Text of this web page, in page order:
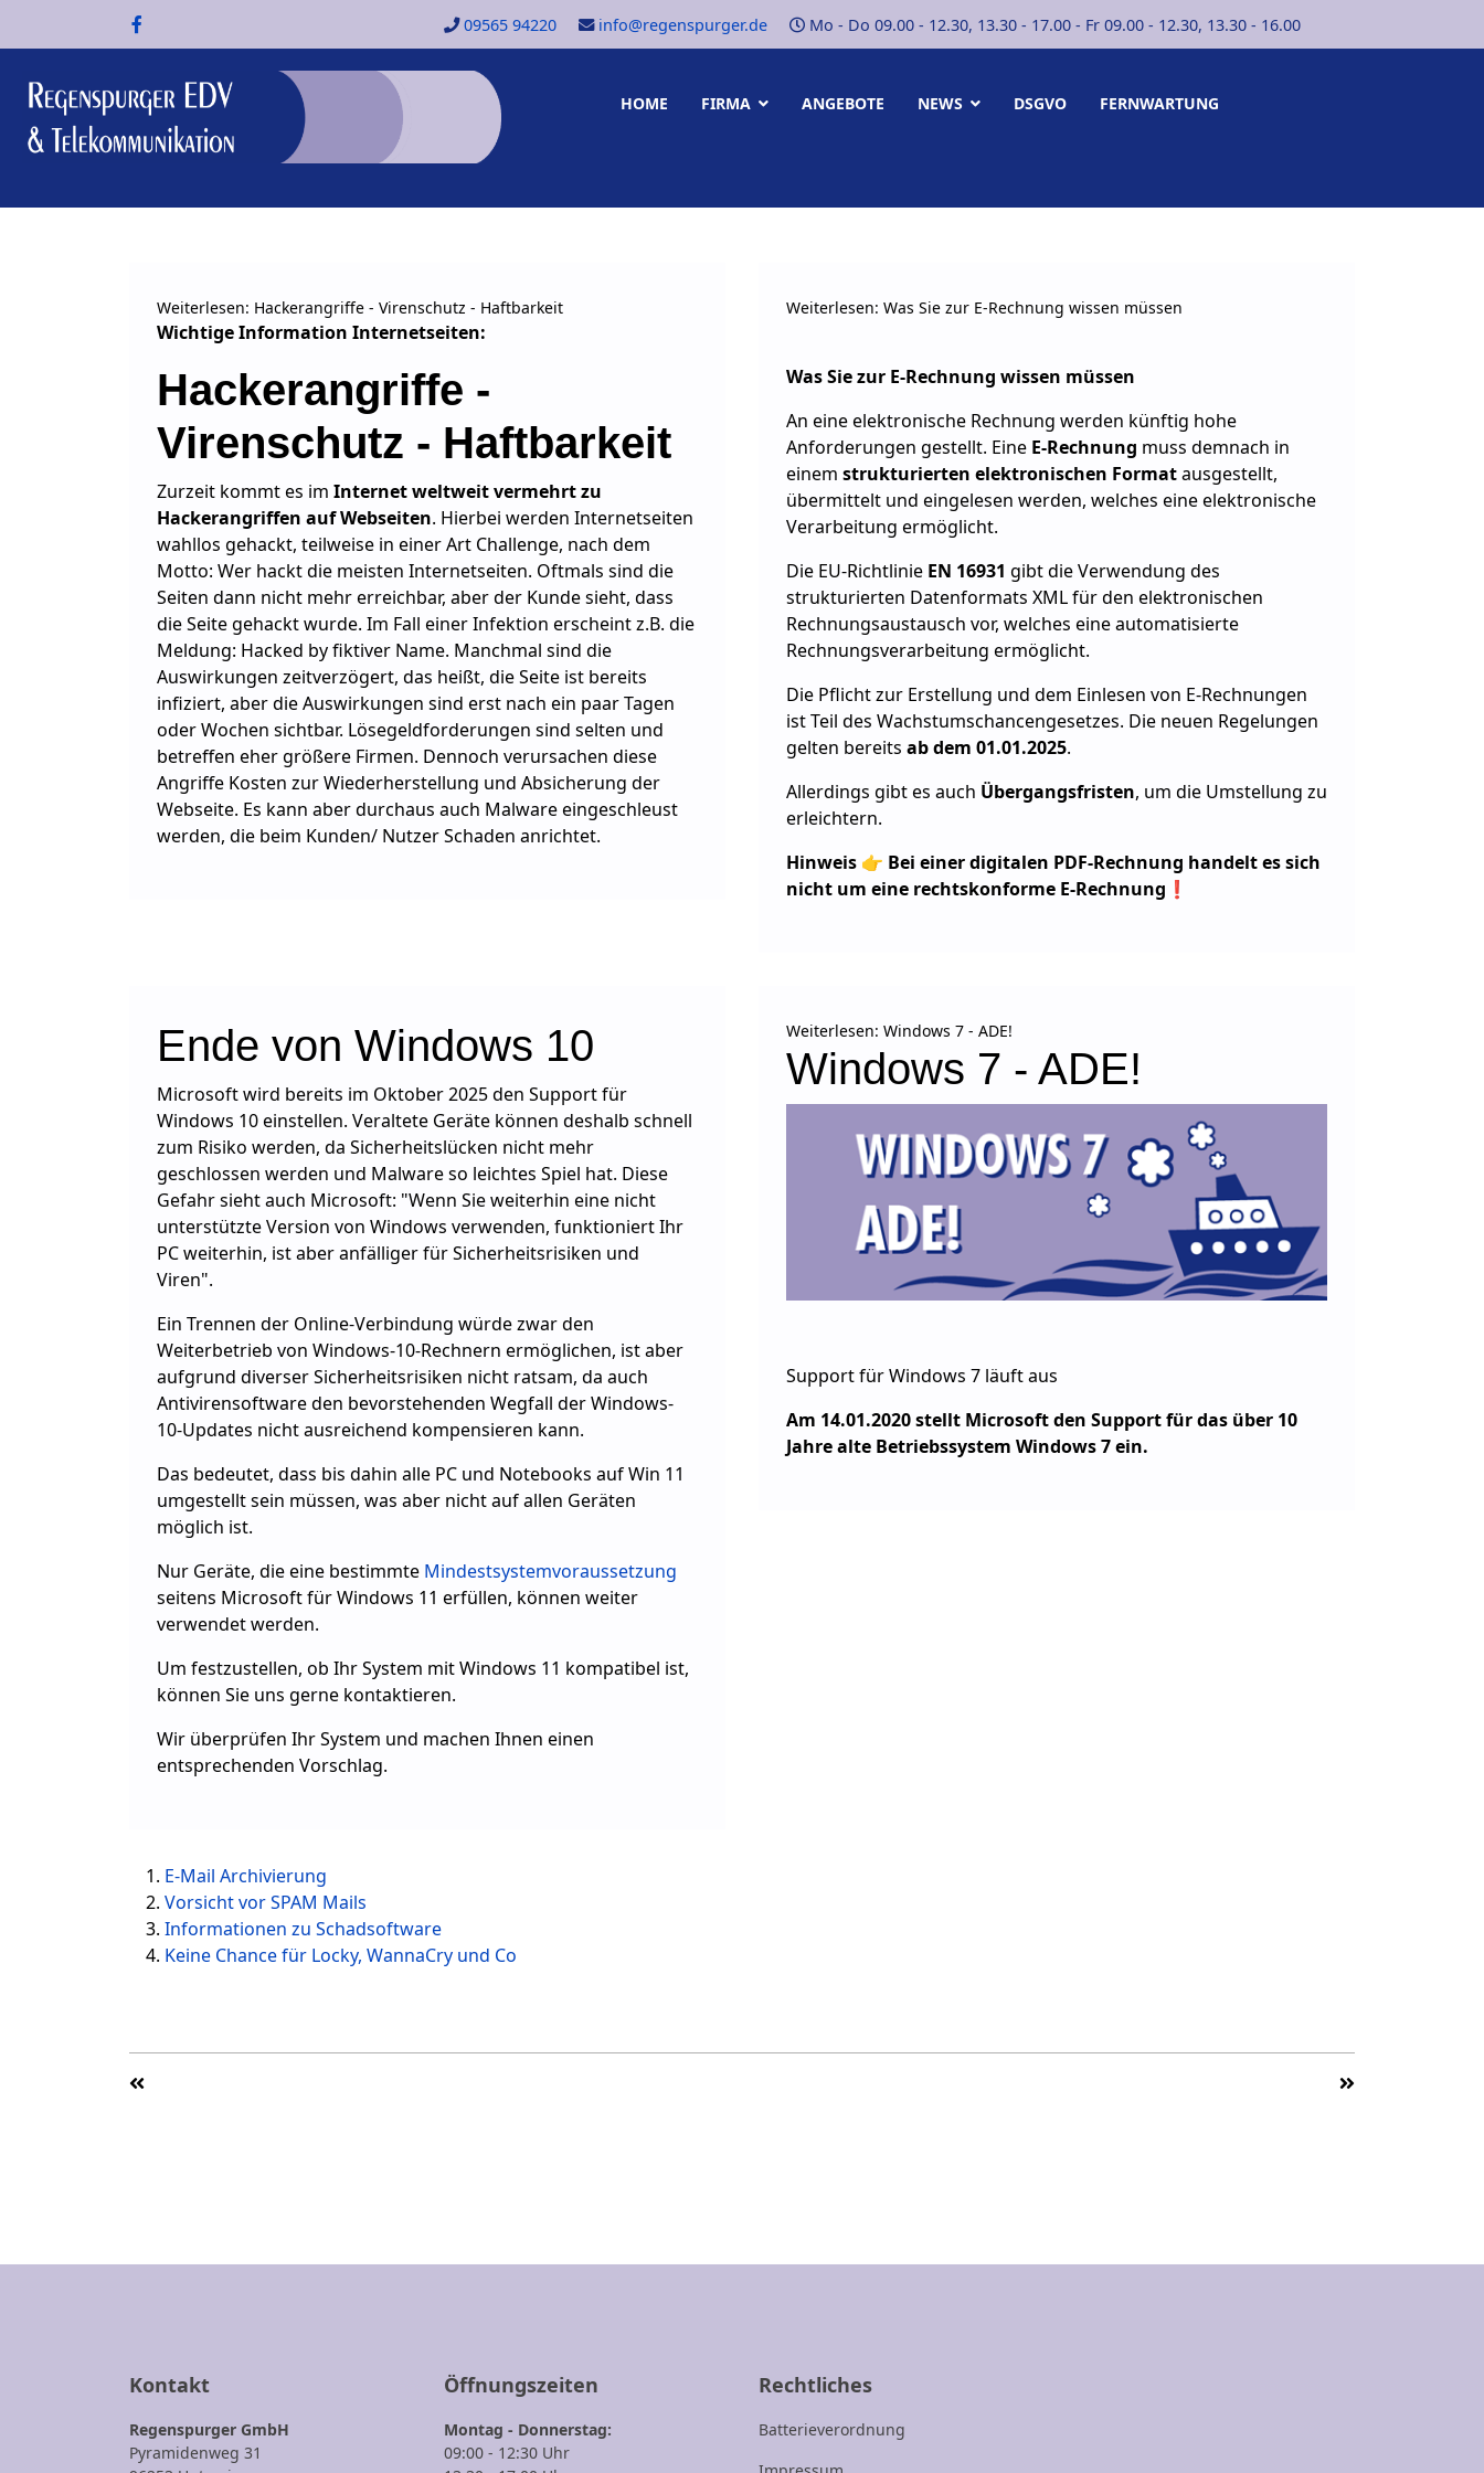
09565 94220 info@regenspurger.de Mo - Do 09.00 - 12.30, 13.30 - 17.00 - Fr 09.00 - 12.30, 13.30 - 16.00
HOME FIRMA ANGEBOTE NEWS DSGVO FERNWARTUNG
Wichtige Information Internetseiten:
Hackerangriffe -
Virenschutz - Haftbarkeit
Zurzeit kommt es im Internet weltweit vermehrt zu
Hackerangriffen auf Webseiten. Hierbei werden Internetseiten
wahllos gehackt, teilweise in einer Art Challenge, nach dem
Motto: Wer hackt die meisten Internetseiten. Oftmals sind die
Seiten dann nicht mehr erreichbar, aber der Kunde sieht, dass
die Seite gehackt wurde. Im Fall einer Infektion erscheint z.B. die
Meldung: Hacked by fiktiver Name. Manchmal sind die
Auswirkungen zeitverzögert, das heißt, die Seite ist bereits
infiziert, aber die Auswirkungen sind erst nach ein paar Tagen
oder Wochen sichtbar. Lösegeldforderungen sind selten und
betreffen eher größere Firmen. Dennoch verursachen diese
Angriffe Kosten zur Wiederherstellung und Absicherung der
Webseite. Es kann aber durchaus auch Malware eingeschleust
werden, die beim Kunden/ Nutzer Schaden anrichtet.
Weiterlesen: Hackerangriffe - Virenschutz - Haftbarkeit
Was Sie zur E-Rechnung wissen müssen
An eine elektronische Rechnung werden künftig hohe
Anforderungen gestellt. Eine E-Rechnung muss demnach in
einem strukturierten elektronischen Formatausgestellt,
übermittelt und eingelesen werden, welches eine elektronische
Verarbeitung ermöglicht.
Die EU-Richtlinie EN 16931 gibt die Verwendung des
strukturierten Datenformats XML für den elektronischen
Rechnungsaustausch vor, welches eine automatisierte
Rechnungsverarbeitung ermöglicht.
Die Pflicht zur Erstellung und dem Einlesen von E-Rechnungen
ist Teil des Wachstumschancengesetzes. Die neuen Regelungen
gelten bereits ab dem 01.01.2025.
Allerdings gibt es auch Übergangsfristen, um die Umstellung zu
erleichtern.
Hinweis 👉 Bei einer digitalen PDF-Rechnung handelt es sich
nicht um eine rechtskonforme E-Rechnung ❗
Weiterlesen: Was Sie zur E-Rechnung wissen müssen
Ende von Windows 10
Microsoft wird bereits im Oktober 2025 den Support für
Windows 10 einstellen. Veraltete Geräte können deshalb schnell
zum Risiko werden, da Sicherheitslücken nicht mehr
geschlossen werden und Malware so leichtes Spiel hat. Diese
Gefahr sieht auch Microsoft: "Wenn Sie weiterhin eine nicht
unterstützte Version von Windows verwenden, funktioniert Ihr
PC weiterhin, ist aber anfälliger für Sicherheitsrisiken und
Viren".
Ein Trennen der Online-Verbindung würde zwar den
Weiterbetrieb von Windows-10-Rechnern ermöglichen, ist aber
aufgrund diverser Sicherheitsrisiken nicht ratsam, da auch
Antivirensoftware den bevorstehenden Wegfall der Windows-
10-Updates nicht ausreichend kompensieren kann.
Das bedeutet, dass bis dahin alle PC und Notebooks auf Win 11
umgestellt sein müssen, was aber nicht auf allen Geräten
möglich ist.
Nur Geräte, die eine bestimmte Mindestsystemvoraussetzung
seitens Microsoft für Windows 11 erfüllen, können weiter
verwendet werden.
Um festzustellen, ob Ihr System mit Windows 11 kompatibel ist,
können Sie uns gerne kontaktieren.
Wir überprüfen Ihr System und machen Ihnen einen
entsprechenden Vorschlag.
Windows 7 - ADE!
Support für Windows 7 läuft aus
Am 14.01.2020 stellt Microsoft den Support für das über 10
Jahre alte Betriebssystem Windows 7 ein.
Weiterlesen: Windows 7 - ADE!
E-Mail Archivierung
Vorsicht vor SPAM Mails
Informationen zu Schadsoftware
Keine Chance für Locky, WannaCry und Co
Kontakt
Regenspurger GmbH
Pyramidenweg 31
Öffnungszeiten
Montag - Donnerstag:
09:00 - 12:30 Uhr
Rechtliches
Batterieverordnung